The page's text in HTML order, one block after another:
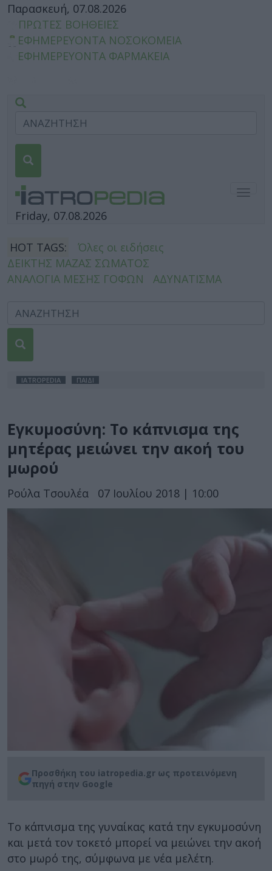
Παρασκευή, 07.08.2026
ΠΡΩΤΕΣ ΒΟΗΘΕΙΕΣ
ΕΦΗΜΕΡΕΥΟΝΤΑ ΝΟΣΟΚΟΜΕΙΑ
ΕΦΗΜΕΡΕΥΟΝΤΑ ΦΑΡΜΑΚΕΙΑ
Friday, 07.08.2026
HOT TAGS:
Όλες οι ειδήσεις
ΔΕΙΚΤΗΣ ΜΑΖΑΣ ΣΩΜΑΤΟΣ
ΑΝΑΛΟΓΙΑ ΜΕΣΗΣ ΓΟΦΩΝ
ΑΔΥΝΑΤΙΣΜΑ
IATROPEDIA ΠΑΙΔΙ
Εγκυμοσύνη: Το κάπνισμα της
μητέρας μειώνει την ακοή του
μωρού
Ρούλα Τσουλέα 07 Ιουλίου 2018 | 10:00
Προσθήκη του iatropedia.gr ως προτεινόμενη
πηγή στην Google
Το κάπνισμα της γυναίκας κατά την εγκυμοσύνη
και μετά τον τοκετό μπορεί να μειώνει την ακοή
στο μωρό της, σύμφωνα με νέα μελέτη.